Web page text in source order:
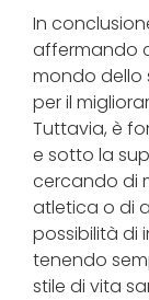
In
affermando
mondo dello
per il
Tuttavia, è
e sotto la
cercando di
atletica o di
possibilità di
tenendo
stile di vita